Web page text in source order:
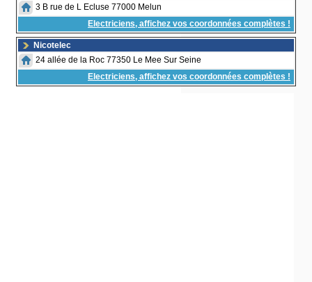
3 B rue de L Ecluse 77000 Melun
Electriciens, affichez vos coordonnées complètes !
Nicotelec
24 allée de la Roc 77350 Le Mee Sur Seine
Electriciens, affichez vos coordonnées complètes !